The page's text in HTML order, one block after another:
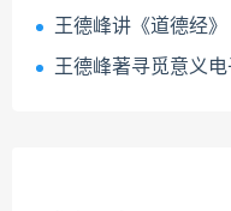
王德峰讲《道德经》《庄子
王德峰著寻觅意义电子